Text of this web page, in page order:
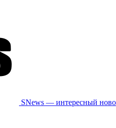
SNews — интересный